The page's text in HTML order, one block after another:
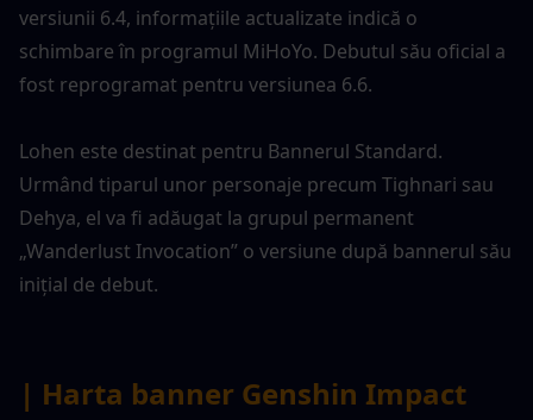
versiunii 6.4, informațiile actualizate indică o
schimbare în programul MiHoYo. Debutul său oficial a
fost reprogramat pentru versiunea 6.6.
Lohen este destinat pentru Bannerul Standard.
Urmând tiparul unor personaje precum Tighnari sau
Dehya, el va fi adăugat la grupul permanent
„Wanderlust Invocation” o versiune după bannerul său
inițial de debut.
| Harta banner Genshin Impact